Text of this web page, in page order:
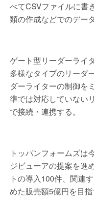
べてCSVファイルに書
類の作成などでのデー
ゲート型リーダーライ
多様なタイプのリーダ
ダーライターの制御を
準では対応していない
で接続・連携する。
トッパンフォームズは
ジビューアの提案を進
トの導入100件、関連
めた販売額5億円を目指